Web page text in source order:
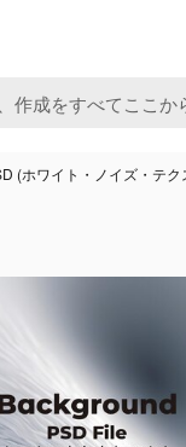
(ホワイト・ノイズ・テ